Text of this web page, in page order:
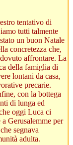
tentativo di
tutti talmente
un buon Natale
concretezza che,
affrontare. La
della famiglia di
lontani da casa,
precarie.
con la bottega
di lunga ed
oggi Luca ci
Gerusalemme per
segnava
adulta.